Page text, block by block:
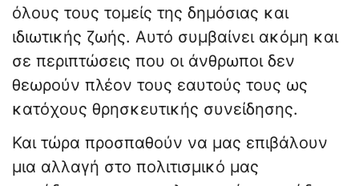
όλους τους τομείς της δημόσιας και
ιδιωτικής ζωής. Αυτό συμβαίνει ακόμη και
σε περιπτώσεις που οι άνθρωποι δεν
θεωρούν πλέον τους εαυτούς τους ως
κατόχους θρησκευτικής συνείδησης.
Και τώρα προσπαθούν να μας επιβάλουν
μια αλλαγή στο πολιτισμικό μας